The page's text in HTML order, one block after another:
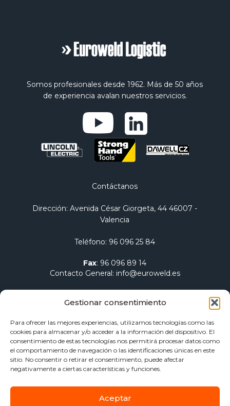
Gestionar consentimiento
Para ofrecer las mejores experiencias, utilizamos tecnologías como las
cookies para almacenar y/o acceder a la información del dispositivo. El
consentimiento de estas tecnologías nos permitirá procesar datos como
el comportamiento de navegación o las identificaciones únicas en este
sitio. No consentir o retirar el consentimiento, puede afectar
negativamente a ciertas características y funciones.
Aceptar
Somos profesionales desde 1962. Más de 50 años
de experiencia avalan nuestros servicios.
Quiénes somos
Equipos de soldadura
Electrodos para soldadura
Blog
Contáctanos
Dirección: Avenida César Giorgeta, 44 46007 -
Valencia
Teléfono: 96 096 25 84
Fax: 96 096 89 14
Contacto General: info@euroweld.es